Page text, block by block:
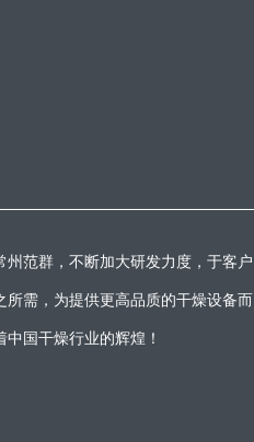
范群，不断加大研发力度，于客户
需，为提供更高品质的干燥设备而
国干燥行业的辉煌！